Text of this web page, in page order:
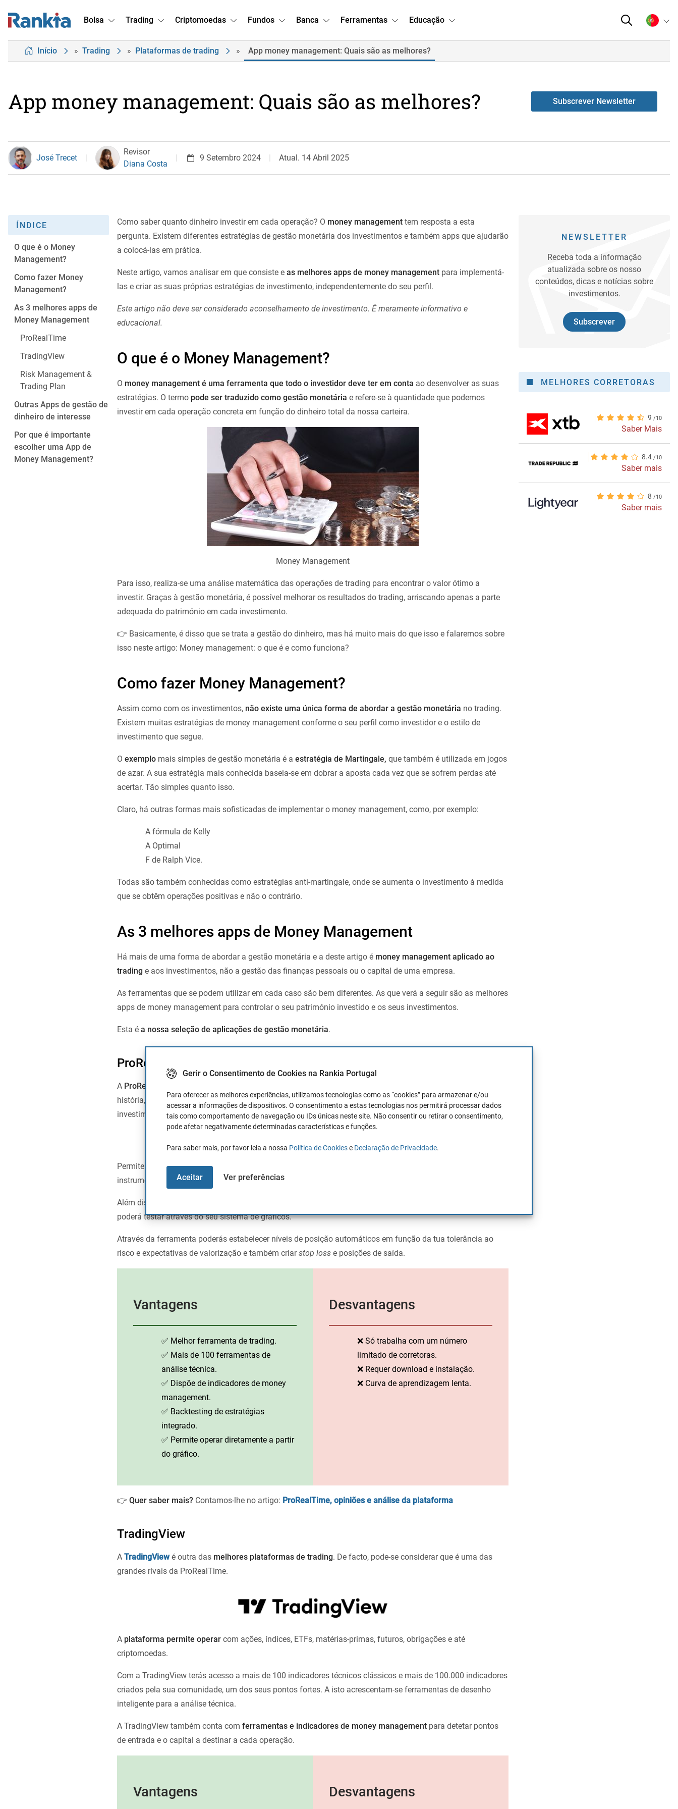
Gerir o Consentimento de Cookies na Rankia Portugal
Para oferecer as melhores experiências, utilizamos tecnologias como as “cookies” para armazenar e/ou
acessar a informações de dispositivos. O consentimento a estas tecnologias nos permitirá processar dados
tais como comportamento de navegação ou IDs únicas neste site. Não consentir ou retirar o consentimento,
pode afetar negativamente determinadas características e funções.
Para saber mais, por favor leia a nossa Política de Cookiese Declaração de Privacidade.
Aceitar Ver preferências
Bolsa Trading Criptomoedas Fundos Banca Ferramentas Educação
Início » Trading » Plataformas de trading » App money management: Quais são as melhores?
App money management: Quais são as melhores? Subscrever Newsletter
José Trecet
Revisor
Diana Costa
9 Setembro 2024 Atual. 14 Abril 2025
ÍNDICE
O que é o Money
Management?
Como fazer Money
Management?
As 3 melhores apps de
Money Management
ProRealTime
TradingView
Risk Management &
Trading Plan
Outras Apps de gestão de
dinheiro de interesse
Por que é importante
escolher uma App de
Money Management?
Como saber quanto dinheiro investir em cada operação? O money management tem resposta a esta
pergunta. Existem diferentes estratégias de gestão monetária dos investimentos e também apps que ajudarão
a colocá-las em prática.
Neste artigo, vamos analisar em que consiste e as melhores apps de money management para implementá-
las e criar as suas próprias estratégias de investimento, independentemente do seu perfil.
Este artigo não deve ser considerado aconselhamento de investimento. É meramente informativo e
educacional.
O que é o Money Management?
O money management é uma ferramenta que todo o investidor deve ter em conta ao desenvolver as suas
estratégias. O termo pode ser traduzido como gestão monetária e refere-se à quantidade que podemos
investir em cada operação concreta em função do dinheiro total da nossa carteira.
Money Management
Para isso, realiza-se uma análise matemática das operações de trading para encontrar o valor ótimo a
investir. Graças à gestão monetária, é possível melhorar os resultados do trading, arriscando apenas a parte
adequada do património em cada investimento.
👉 Basicamente, é disso que se trata a gestão do dinheiro, mas há muito mais do que isso e falaremos sobre
isso neste artigo: Money management: o que é e como funciona?
Como fazer Money Management?
Assim como com os investimentos, não existe uma única forma de abordar a gestão monetária no trading.
Existem muitas estratégias de money management conforme o seu perfil como investidor e o estilo de
investimento que segue.
O exemplo mais simples de gestão monetária é a estratégia de Martingale, que também é utilizada em jogos
de azar. A sua estratégia mais conhecida baseia-se em dobrar a aposta cada vez que se sofrem perdas até
acertar. Tão simples quanto isso.
Claro, há outras formas mais sofisticadas de implementar o money management, como, por exemplo:
A fórmula de Kelly
A Optimal
F de Ralph Vice.
Todas são também conhecidas como estratégias anti-martingale, onde se aumenta o investimento à medida
que se obtêm operações positivas e não o contrário.
As 3 melhores apps de Money Management
Há mais de uma forma de abordar a gestão monetária e a deste artigo é money management aplicado ao
trading e aos investimentos, não a gestão das finanças pessoais ou o capital de uma empresa.
As ferramentas que se podem utilizar em cada caso são bem diferentes. As que verá a seguir são as melhores
apps de money management para controlar o seu património investido e os seus investimentos.
Esta é a nossa seleção de aplicações de gestão monetária.
ProRealTime
A ProRealTime
história, conta com mais de 100 ferramentas de análise técnica para desenvolver diferentes estratégias de
investimento.
Permite operar com ações, futuros, Forex, matérias-primas, obrigações e opções. No total, cerca de 595.000
instrumentos diferentes.
Além disso, o ProRealTime inclui
poderá testar através do seu sistema de gráficos.
Através da ferramenta poderás estabelecer níveis de posição automáticos em função da tua tolerância ao
risco e expectativas de valorização e também criarstop loss e posições de saída.
Vantagens
✅ Melhor ferramenta de trading.
✅ Mais de 100 ferramentas de
análise técnica.
✅ Dispõe de indicadores de money
management.
✅ Backtesting de estratégias
integrado.
✅ Permite operar diretamente a partir
do gráfico.
Desvantagens
❌ Só trabalha com um número
limitado de corretoras.
❌ Requer download e instalação.
❌ Curva de aprendizagem lenta.
👉 Quer saber mais? Contamos-lhe no artigo: ProRealTime, opiniões e análise da plataforma
TradingView
A TradingViewé outra das melhores plataformas de trading. De facto, pode-se considerar que é uma das
grandes rivais da ProRealTime.
A plataforma permite operar com ações, índices, ETFs, matérias-primas, futuros, obrigações e até
criptomoedas.
Com a TradingView terás acesso a mais de 100 indicadores técnicos clássicos e mais de 100.000 indicadores
criados pela sua comunidade, um dos seus pontos fortes. A isto acrescentam-se ferramentas de desenho
inteligente para a análise técnica.
A TradingView também conta com ferramentas e indicadores de money management para detetar pontos
de entrada e o capital a destinar a cada operação.
Vantagens Desvantagens
NEWSLETTER
Receba toda a informação
atualizada sobre os nosso
conteúdos, dicas e notícias sobre
investimentos.
Subscrever
MELHORES CORRETORAS
9
Saber Mais
8.4
Saber mais
8
Saber mais